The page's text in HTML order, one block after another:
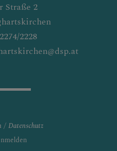
Straße 2
2228
Datenschutz